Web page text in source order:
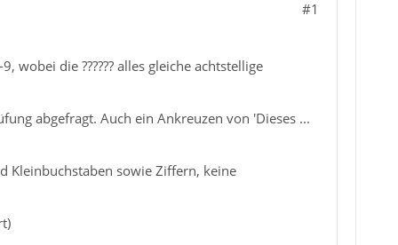
#1
9, wobei die ?????? alles gleiche achtstellige
abgefragt. Auch ein Ankreuzen von 'Dieses ...
Kleinbuchstaben sowie Ziffern, keine